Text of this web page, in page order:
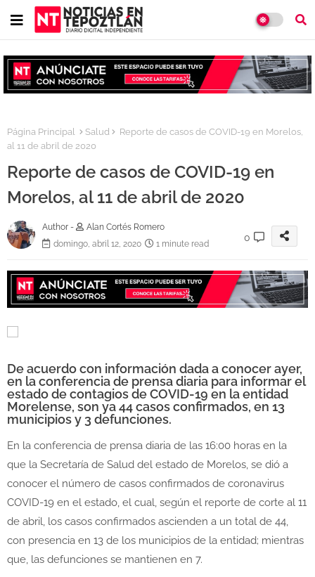
Página Principal Salud
Reporte de casos de COVID-19 en Morelos,
al 11 de abril de 2020
Reporte de casos de COVID-19 en
Morelos, al 11 de abril de 2020
Author -
Alan Cortés Romero
domingo, abril 12, 2020
1 minute read
0
De acuerdo con información dada a conocer ayer,
en la conferencia de prensa diaria para informar el
estado de contagios de COVID-19 en la entidad
Morelense, son ya 44 casos confirmados, en 13
municipios y 3 defunciones.
En la conferencia de prensa diaria de las 16:00 horas en la
que la Secretaría de Salud del estado de Morelos, se dió a
conocer el número de casos confirmados de coronavirus
COVID-19 en el estado, el cual, según el reporte de corte al 11
de abril, los casos confirmados ascienden a un total de 44,
con presencia en 13 de los municipios de la entidad; mientras
que, las defunciones se mantienen en 7.